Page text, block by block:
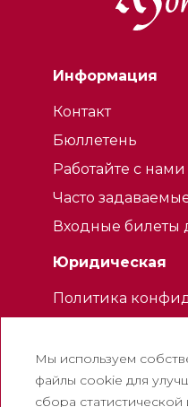
Информация
Контакт
Бюллетень
Работайте с нами
Часто
Входные билеты
Юридическая
Политика
Политика
сетей
Мы используем
файлы cookie для
сбора